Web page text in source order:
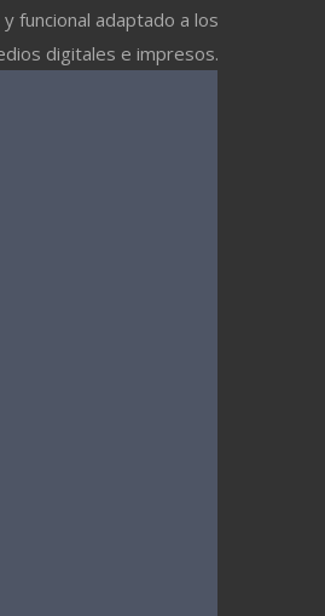
funcional adaptado a los
digitales e impresos.